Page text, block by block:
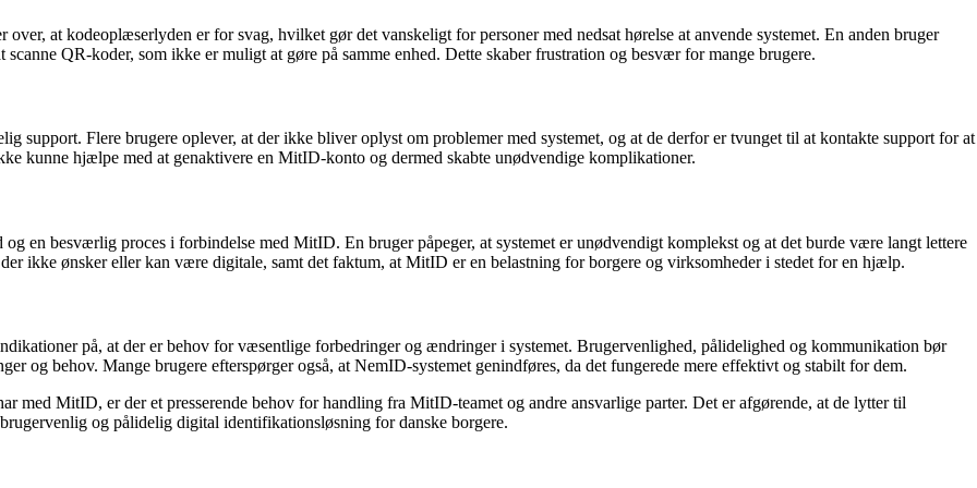
at kodeoplæserlyden er for svag, hvilket gør det vanskeligt for personer med nedsat hørelse at anvende systemet. En anden bruger
QR-koder, som ikke er muligt at gøre på samme enhed. Dette skaber frustration og besvær for mange brugere.
Flere brugere oplever, at der ikke bliver oplyst om problemer med systemet, og at de derfor er tvunget til at kontakte support for at
kunne hjælpe med at genaktivere en MitID-konto og dermed skabte unødvendige komplikationer.
en besværlig proces i forbindelse med MitID. En bruger påpeger, at systemet er unødvendigt komplekst og at det burde være langt lettere
ikke ønsker eller kan være digitale, samt det faktum, at MitID er en belastning for borgere og virksomheder i stedet for en hjælp.
på, at der er behov for væsentlige forbedringer og ændringer i systemet. Brugervenlighed, pålidelighed og kommunikation bør
og behov. Mange brugere efterspørger også, at NemID-systemet genindføres, da det fungerede mere effektivt og stabilt for dem.
med MitID, er der et presserende behov for handling fra MitID-teamet og andre ansvarlige parter. Det er afgørende, at de lytter til
og pålidelig digital identifikationsløsning for danske borgere.